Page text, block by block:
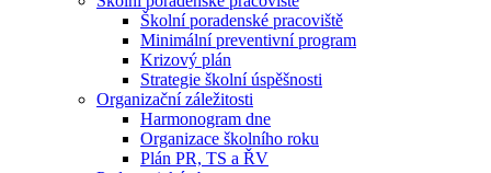
Školní poradenské pracoviště
Minimální preventivní program
Krizový plán
Strategie školní úspěšnosti
Organizační záležitosti
Harmonogram dne
Organizace školního roku
Plán PR, TS a ŘV